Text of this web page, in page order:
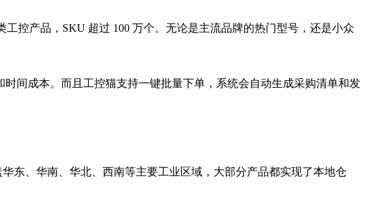
控产品，SKU 超过 100 万个。无论是主流品牌的热门型号，还是小众
间成本。而且工控猫支持一键批量下单，系统会自动生成采购清单和发
东、华南、华北、西南等主要工业区域，大部分产品都实现了本地仓